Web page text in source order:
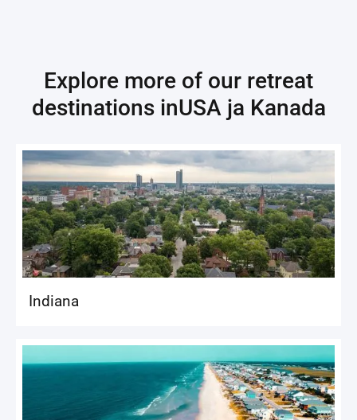
Explore more of our retreat
destinations inUSA ja Kanada
Indiana